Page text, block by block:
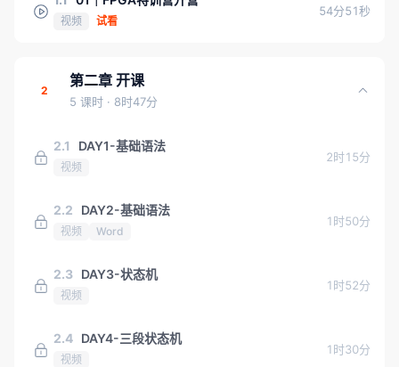
视频 试看
54分51秒
2
第二章 开课
5 课时 · 8时47分
2.1 DAY1-基础语法
视频
2时15分
2.2 DAY2-基础语法
视频 Word
1时50分
2.3 DAY3-状态机
视频
1时52分
2.4 DAY4-三段状态机
视频
1时30分